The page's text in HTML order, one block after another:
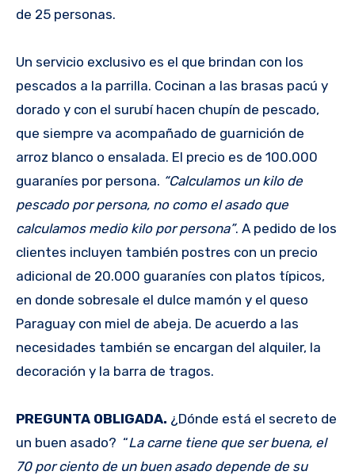
de 25 personas.
Un servicio exclusivo es el que brindan con los
pescados a la parrilla. Cocinan a las brasas pacú y
dorado y con el surubí hacen chupín de pescado,
que siempre va acompañado de guarnición de
arroz blanco o ensalada. El precio es de 100.000
guaraníes por persona. “Calculamos un kilo de
pescado por persona, no como el asado que
calculamos medio kilo por persona”. A pedido de los
clientes incluyen también postres con un precio
adicional de 20.000 guaraníes con platos típicos,
en donde sobresale el dulce mamón y el queso
Paraguay con miel de abeja. De acuerdo a las
necesidades también se encargan del alquiler, la
decoración y la barra de tragos.
PREGUNTA OBLIGADA. ¿Dónde está el secreto de
un buen asado? “La carne tiene que ser buena, el
70 por ciento de un buen asado depende de su